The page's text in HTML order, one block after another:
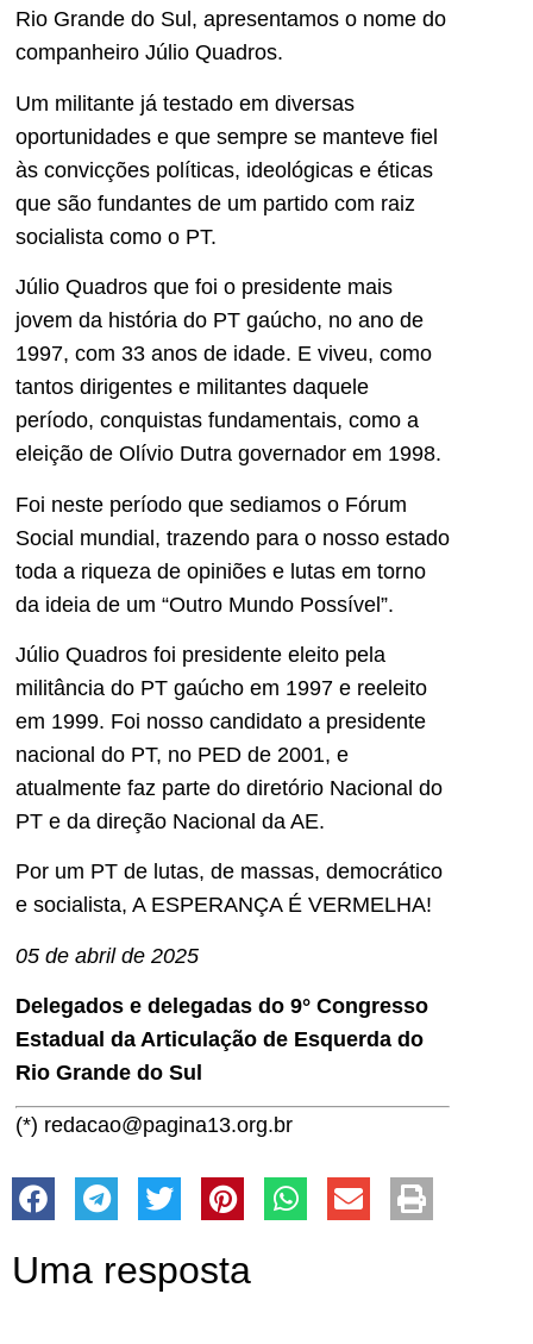
Rio Grande do Sul, apresentamos o nome do
companheiro Júlio Quadros.
Um militante já testado em diversas
oportunidades e que sempre se manteve fiel
às convicções políticas, ideológicas e éticas
que são fundantes de um partido com raiz
socialista como o PT.
Júlio Quadros que foi o presidente mais
jovem da história do PT gaúcho, no ano de
1997, com 33 anos de idade. E viveu, como
tantos dirigentes e militantes daquele
período, conquistas fundamentais, como a
eleição de Olívio Dutra governador em 1998.
Foi neste período que sediamos o Fórum
Social mundial, trazendo para o nosso estado
toda a riqueza de opiniões e lutas em torno
da ideia de um “Outro Mundo Possível”.
Júlio Quadros foi presidente eleito pela
militância do PT gaúcho em 1997 e reeleito
em 1999. Foi nosso candidato a presidente
nacional do PT, no PED de 2001, e
atualmente faz parte do diretório Nacional do
PT e da direção Nacional da AE.
Por um PT de lutas, de massas, democrático
e socialista, A ESPERANÇA É VERMELHA!
05 de abril de 2025
Delegados e delegadas do 9° Congresso
Estadual da Articulação de Esquerda do
Rio Grande do Sul
(*) redacao@pagina13.org.br
Uma resposta